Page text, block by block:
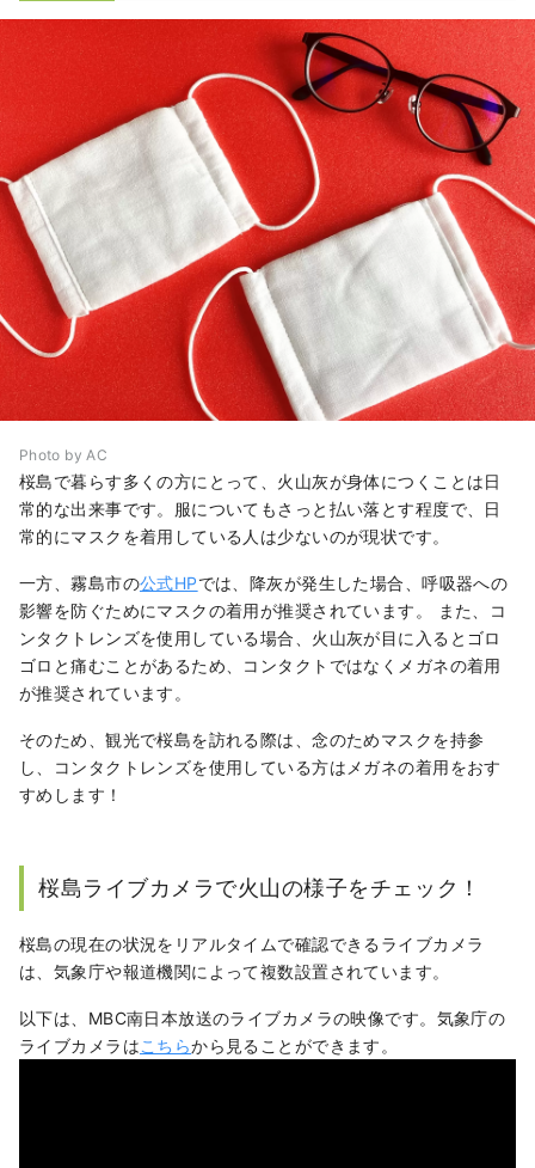
Photo by AC
桜島で暮らす多くの方にとって、火山灰が身体につくことは日
常的な出来事です。服についてもさっと払い落とす程度で、日
常的にマスクを着用している人は少ないのが現状です。
一方、霧島市の公式HPでは、降灰が発生した場合、呼吸器への
影響を防ぐためにマスクの着用が推奨されています。 また、コ
ンタクトレンズを使用している場合、火山灰が目に入るとゴロ
ゴロと痛むことがあるため、コンタクトではなくメガネの着用
が推奨されています。
そのため、観光で桜島を訪れる際は、念のためマスクを持参
し、コンタクトレンズを使用している方はメガネの着用をおす
すめします！
桜島ライブカメラで火山の様子をチェック！
桜島の現在の状況をリアルタイムで確認できるライブカメラ
は、気象庁や報道機関によって複数設置されています。
以下は、MBC南日本放送のライブカメラの映像です。気象庁の
ライブカメラはこちらから見ることができます。